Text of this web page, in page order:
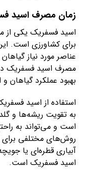
زمان مصرف اسید
اسید فسفریک یکی از
برای کشاورزی است.
عناصر مورد نیاز
مصرف اسید فسفریک
بهبود عملکرد
استفاده از اسید
به تقویت ریشه‌ها و
است و می‌تواند به
روش‌های مختلفی برای
آبیاری قطره‌ای یا
اسید فسفریک است.